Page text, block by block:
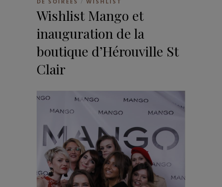
/
Wishlist Mango et
inauguration de la
boutique d’Hérouville St
Clair